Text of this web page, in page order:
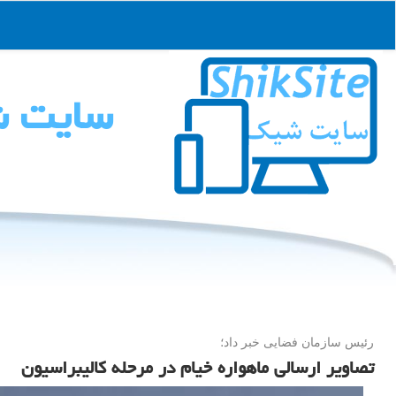
رئیس سازمان فضایی خبر داد؛
تصاویر ارسالی ماهواره خیام در مرحله کالیبراسیون